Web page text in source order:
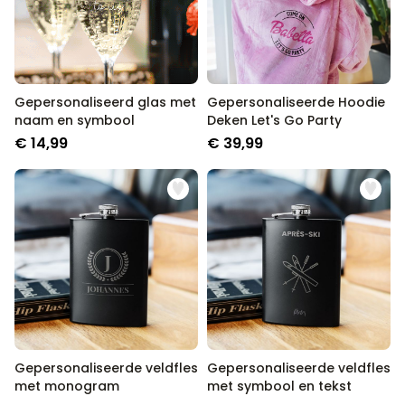
Gepersonaliseerd glas met
naam en symbool
€ 14,99
Gepersonaliseerde Hoodie
Deken Let's Go Party
€ 39,99
Gepersonaliseerde veldfles
met monogram
Gepersonaliseerde veldfles
met symbool en tekst